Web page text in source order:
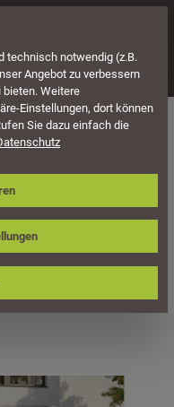
Douglasie,
technisch notwendig (z.B.
Angebot zu verbessern
bieten. Weitere
Einstellungen, dort können
Sie dazu einfach die